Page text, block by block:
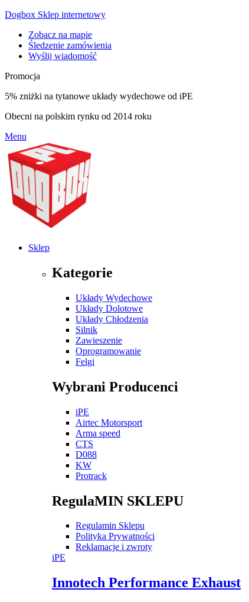
Dogbox Sklep internetowy
Zobacz na mapie
Śledzenie zamówienia
Wyślij wiadomość
Promocja
5% zniżki na tytanowe układy wydechowe od iPE
Obecni na polskim rynku od 2014 roku
Menu
Sklep
Kategorie
Układy Wydechowe
Układy Dolotowe
Układy Chłodzenia
Silnik
Zawieszenie
Oprogramowanie
Felgi
Wybrani Producenci
iPE
Airtec Motorsport
Arma speed
CTS
D088
KW
Protrack
RegulaMIN SKLEPU
Regulamin Sklepu
Polityka Prywatności
Reklamacje i zwroty
iPE
Innotech Performance Exhaust